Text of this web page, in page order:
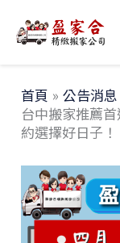
首頁
公告消息
台中搬家推薦
約選擇好日子！